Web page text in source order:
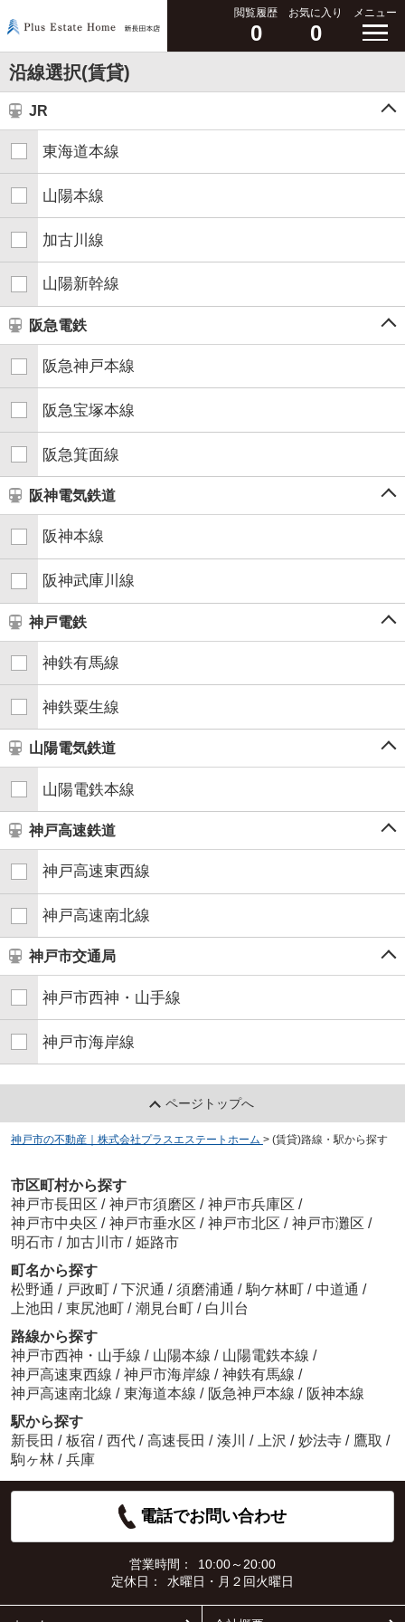
閲覧履歴
0
お気に入り
0
メニュー
沿線選択(賃貸)
JR
東海道本線
山陽本線
加古川線
山陽新幹線
阪急電鉄
阪急神戸本線
阪急宝塚本線
阪急箕面線
阪神電気鉄道
阪神本線
阪神武庫川線
神戸電鉄
神鉄有馬線
神鉄粟生線
山陽電気鉄道
山陽電鉄本線
神戸高速鉄道
神戸高速東西線
神戸高速南北線
神戸市交通局
神戸市西神・山手線
神戸市海岸線
ページトップへ
神戸市の不動産｜株式会社プラスエステートホーム > (賃貸)路線・駅から探す
市区町村から探す
神戸市長田区 / 神戸市須磨区 / 神戸市兵庫区 /
神戸市中央区 / 神戸市垂水区 / 神戸市北区 / 神戸市灘区 /
明石市 / 加古川市 / 姫路市
町名から探す
松野通 / 戸政町 / 下沢通 / 須磨浦通 / 駒ケ林町 / 中道通 /
上池田 / 東尻池町 / 潮見台町 / 白川台
路線から探す
神戸市西神・山手線 / 山陽本線 / 山陽電鉄本線 /
神戸高速東西線 / 神戸市海岸線 / 神鉄有馬線 /
神戸高速南北線 / 東海道本線 / 阪急神戸本線 / 阪神本線
駅から探す
新長田 / 板宿 / 西代 / 高速長田 / 湊川 / 上沢 / 妙法寺 / 鷹取 /
駒ヶ林 / 兵庫
電話でお問い合わせ
営業時間：
10:00～20:00
定休日：
水曜日・月２回火曜日